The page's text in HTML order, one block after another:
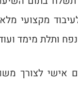
מקצועי
ותלת מימד
אישי לצורך